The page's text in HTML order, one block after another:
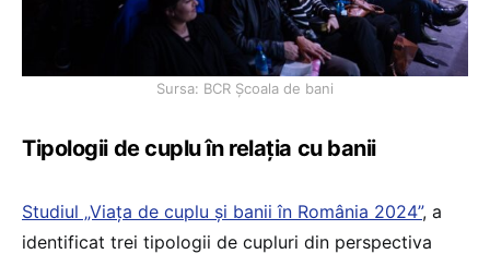
Sursa: BCR Școala de bani
Tipologii de cuplu în relația cu banii
Studiul „Viața de cuplu și banii în România 2024”, a
identificat trei tipologii de cupluri din perspectiva